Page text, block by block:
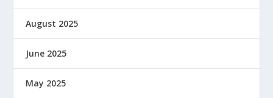
August 2025
June 2025
May 2025